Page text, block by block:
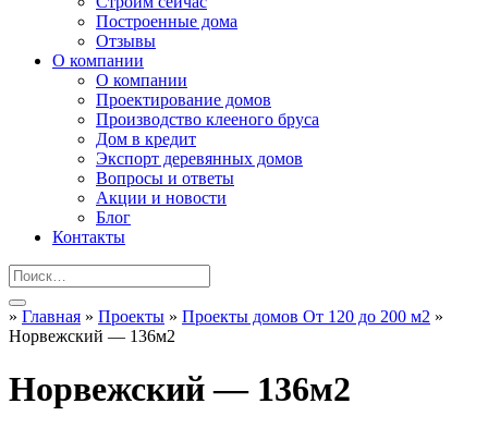
Построенные дома
Отзывы
О компании
О компании
Проектирование домов
Производство клееного бруса
Дом в кредит
Экспорт деревянных домов
Вопросы и ответы
Акции и новости
Блог
Контакты
» Главная » Проекты » Проекты домов От 120 до 200 м2 »
Норвежский — 136м2
Норвежский — 136м2